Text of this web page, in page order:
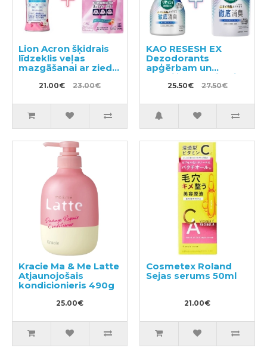
Lion Acron šķidrais
līdzeklis veļas
mazgāšanai ar ziedu
pildviela 400ml
21.00€ 23.00€
KAO RESESH EX
Dezodorants
apģērbam un
tekstilizstrādājumiem
370ml + pildviela
25.50€ 27.50€
Kracie Ma & Me Latte
Atjaunojošais
kondicionieris 490g
25.00€
Cosmetex Roland
Sejas serums 50ml
21.00€